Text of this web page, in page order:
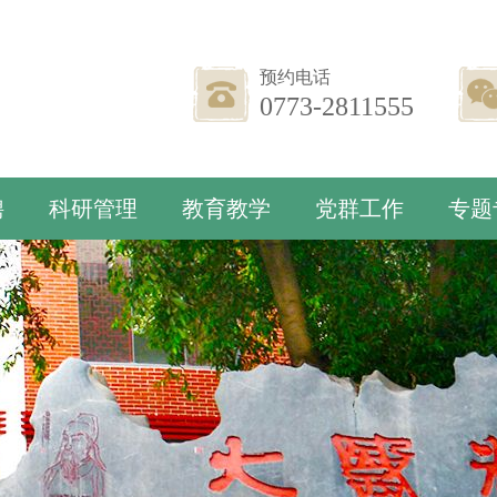
预约电话
0773-2811555
科研管理 教育教学 党群工作 专